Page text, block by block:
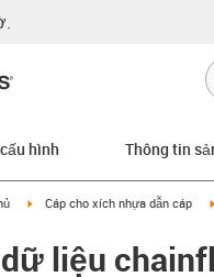
hình Thông tin
right
igus-icon-arrow-right
Cáp cho xích nhựa dẫn cáp
liệu